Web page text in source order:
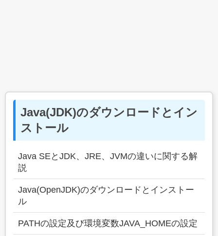
Java(JDK)のダウンロードとイン
ストール
Java SEとJDK、JRE、JVMの違いに関する解
説
Java(OpenJDK)のダウンロードとインストー
ル
PATHの設定及び環境変数JAVA_HOMEの設定